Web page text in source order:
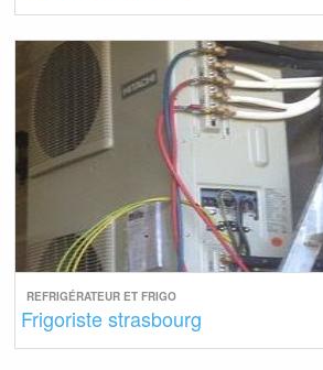
REFRIGÉRATEUR ET FRIGO
Frigoriste strasbourg